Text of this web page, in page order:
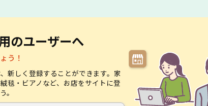
のユーザーへ
う！
新しく登録することができます。家
毯・ビアノなど、お店をサイトに登
。